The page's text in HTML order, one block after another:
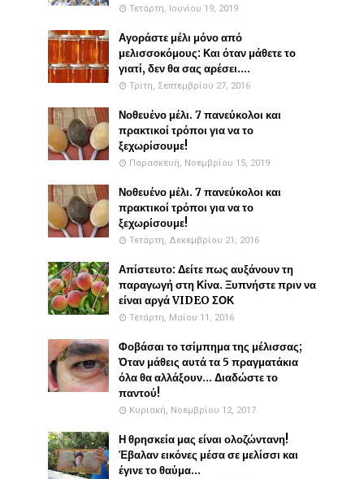
Τετάρτη, Ιουνίου 19, 2019
Αγοράστε μέλι μόνο από
μελισσοκόμους: Και όταν μάθετε το
γιατί, δεν θα σας αρέσει....
Τρίτη, Σεπτεμβρίου 27, 2016
Νοθευένο μέλι. 7 πανεύκολοι και
πρακτικοί τρόποι για να το
ξεχωρίσουμε!
Παρασκευή, Νοεμβρίου 15, 2019
Νοθευένο μέλι. 7 πανεύκολοι και
πρακτικοί τρόποι για να το
ξεχωρίσουμε!
Τετάρτη, Δεκεμβρίου 21, 2016
Απίστευτο: Δείτε πως αυξάνουν τη
παραγωγή στη Κίνα. Ξυπνήστε πριν να
είναι αργά VIDEO ΣΟΚ
Τετάρτη, Μαΐου 11, 2016
Φοβάσαι το τσίμπημα της μέλισσας;
Όταν μάθεις αυτά τα 5 πραγματάκια
όλα θα αλλάξουν... Διαδώστε το
παντού!
Κυριακή, Νοεμβρίου 12, 2017
Η θρησκεία μας είναι ολοζώντανη!
Έβαλαν εικόνες μέσα σε μελίσσι και
έγινε το θαύμα...